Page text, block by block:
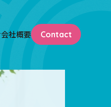
会社概要 Contact